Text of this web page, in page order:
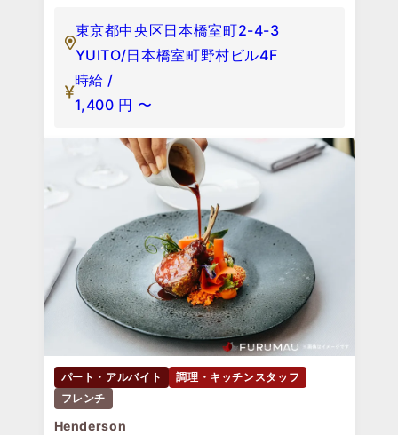
東京都中央区日本橋室町2-4-3
YUITO/日本橋室町野村ビル4F
時給 /
1,400 円 〜
パート・アルバイト
調理・キッチンスタッフ
フレンチ
Henderson